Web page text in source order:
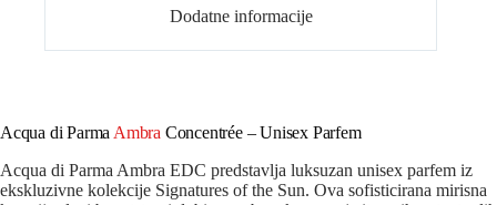
Dodatne informacije
Acqua di Parma Ambra Concentrée – Unisex Parfem
Acqua di Parma Ambra EDC predstavlja luksuzan unisex parfem iz
ekskluzivne kolekcije Signatures of the Sun. Ova sofisticirana mirisna